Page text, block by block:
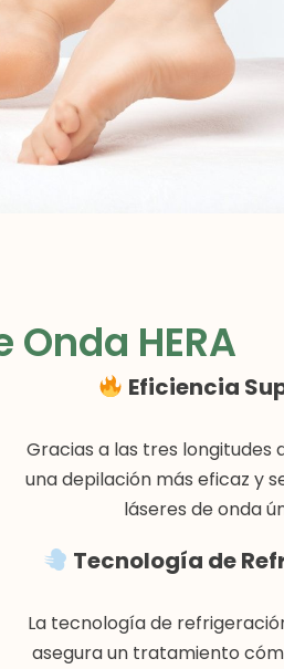
HERA
Eficiencia
Gracias a las tres longitudes
una depilación más eficaz y
láseres de onda
Tecnología de
La tecnología de
asegura un tratamiento